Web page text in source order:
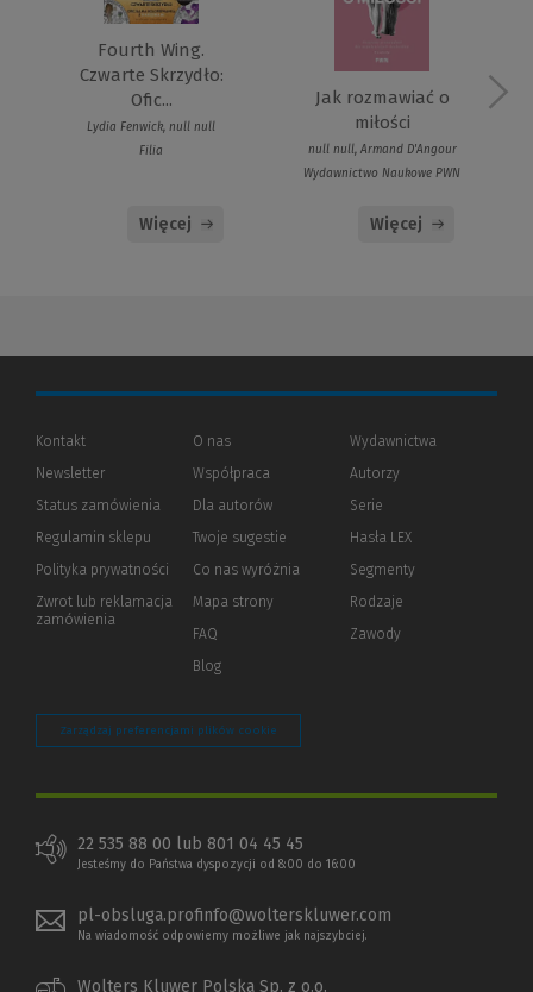
Fourth Wing.
Czwarte Skrzydło:
Ofic...
Lydia Fenwick, null null
Filia
Więcej
Jak rozmawiać o
miłości
null null, Armand D'Angour
Wydawnictwo Naukowe PWN
Więcej
Kontakt
Newsletter
Status zamówienia
Regulamin sklepu
Polityka prywatności (Nowe
(Link
innej
Zwrot lub reklamacja
zamówienia
O nas
Współpraca
Dla autorów(Nowe
(Link
innej
strony)
Twoje sugestie
Co nas wyróżnia
Mapa strony
FAQ
Blog
Wydawnictwa
Autorzy
Serie
Hasła LEX
Segmenty
Rodzaje
Zawody
Zarządzaj preferencjami plików cookie
22 535 88 00 lub 801 04 45 45
Jesteśmy do Państwa dyspozycji od 8:00 do 16:00
pl-obsluga.profinfo@wolterskluwer.com
Na wiadomość odpowiemy możliwe jak najszybciej.
Wolters Kluwer Polska Sp. z o.o.